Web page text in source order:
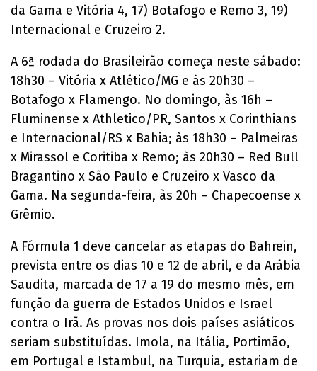
da Gama e Vitória 4, 17) Botafogo e Remo 3, 19)
Internacional e Cruzeiro 2.
A 6ª rodada do Brasileirão começa neste sábado:
18h30 – Vitória x Atlético/MG e às 20h30 –
Botafogo x Flamengo. No domingo, às 16h –
Fluminense x Athletico/PR, Santos x Corinthians
e Internacional/RS x Bahia; às 18h30 – Palmeiras
x Mirassol e Coritiba x Remo; às 20h30 – Red Bull
Bragantino x São Paulo e Cruzeiro x Vasco da
Gama. Na segunda-feira, às 20h – Chapecoense x
Grêmio.
A Fórmula 1 deve cancelar as etapas do Bahrein,
prevista entre os dias 10 e 12 de abril, e da Arábia
Saudita, marcada de 17 a 19 do mesmo mês, em
função da guerra de Estados Unidos e Israel
contra o Irã. As provas nos dois países asiáticos
seriam substituídas. Imola, na Itália, Portimão,
em Portugal e Istambul, na Turquia, estariam de